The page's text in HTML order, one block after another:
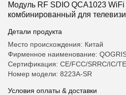
Модуль RF SDIO QCA1023 WiFi
комбинированный для
Детали продукта
Место происхождения: Китай
Фирменное наименование:
Сертификация: CE/FCC/SRRC/IC/
Номер модели: 8223A-SR
Условия оплаты & доставки